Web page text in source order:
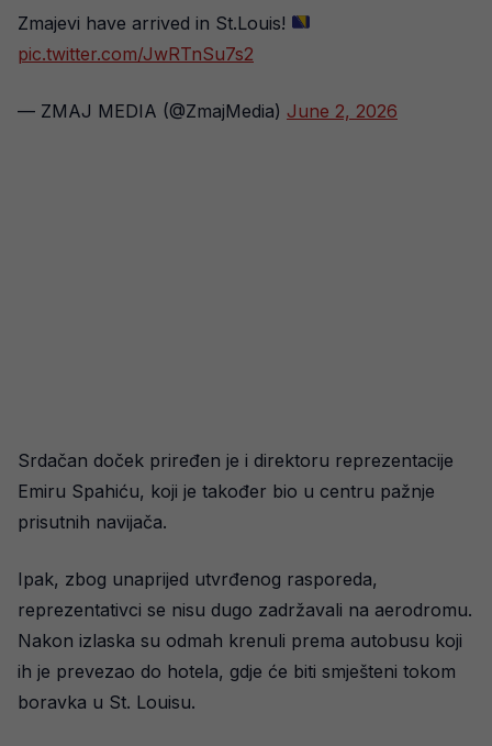
Zmajevi have arrived in St.Louis!
pic.twitter.com/JwRTnSu7s2
— ZMAJ MEDIA (@ZmajMedia) June 2, 2026
Srdačan doček priređen je i direktoru reprezentacije
Emiru Spahiću, koji je također bio u centru pažnje
prisutnih navijača.
Ipak, zbog unaprijed utvrđenog rasporeda,
reprezentativci se nisu dugo zadržavali na aerodromu.
Nakon izlaska su odmah krenuli prema autobusu koji
ih je prevezao do hotela, gdje će biti smješteni tokom
boravka u St. Louisu.